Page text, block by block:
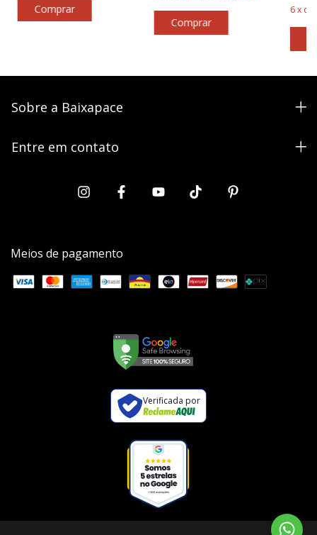
6x de
Sobre a Baixapace
Entre em contato
Meios de pagamento
Verificada por